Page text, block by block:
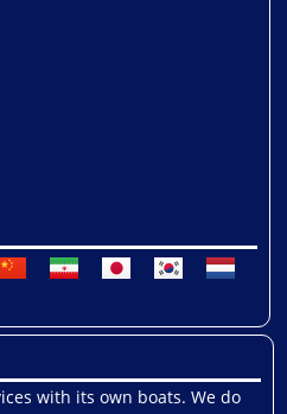
with its own boats. We do